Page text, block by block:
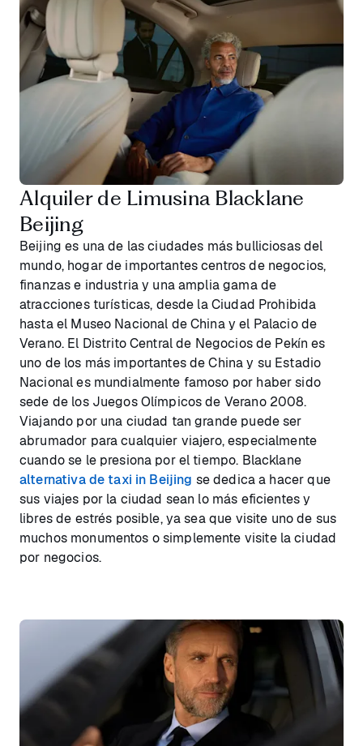
Alquiler de Limusina Blacklane
Beijing
Beijing es una de las ciudades más bulliciosas del
mundo, hogar de importantes centros de negocios,
finanzas e industria y una amplia gama de
atracciones turísticas, desde la Ciudad Prohibida
hasta el Museo Nacional de China y el Palacio de
Verano. El Distrito Central de Negocios de Pekín es
uno de los más importantes de China y su Estadio
Nacional es mundialmente famoso por haber sido
sede de los Juegos Olímpicos de Verano 2008.
Viajando por una ciudad tan grande puede ser
abrumador para cualquier viajero, especialmente
cuando se le presiona por el tiempo. Blacklane
alternativa de taxi in Beijing se dedica a hacer que
sus viajes por la ciudad sean lo más eficientes y
libres de estrés posible, ya sea que visite uno de sus
muchos monumentos o simplemente visite la ciudad
por negocios.